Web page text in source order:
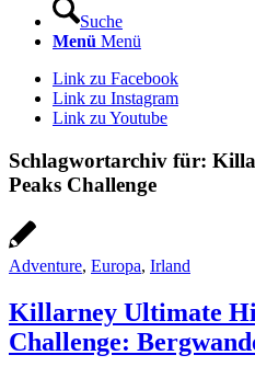
Suche
Menü Menü
Link zu Facebook
Link zu Instagram
Link zu Youtube
Schlagwortarchiv für:
Peaks Challenge
Adventure, Europa, Irland
Killarney Ultimate
Challenge: